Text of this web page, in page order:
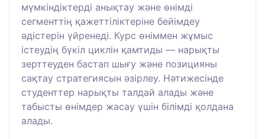
мүмкіндіктерді анықтау және өнімді
сегменттің қажеттіліктеріне бейімдеу
әдістерін үйренеді. Курс өніммен жұмыс
істеудің бүкіл циклін қамтиды — нарықты
зерттеуден бастап шығу және позицияны
сақтау стратегиясын әзірлеу. Нәтижесінде
студенттер нарықты талдай алады және
табысты өнімдер жасау үшін білімді қолдана
алады.